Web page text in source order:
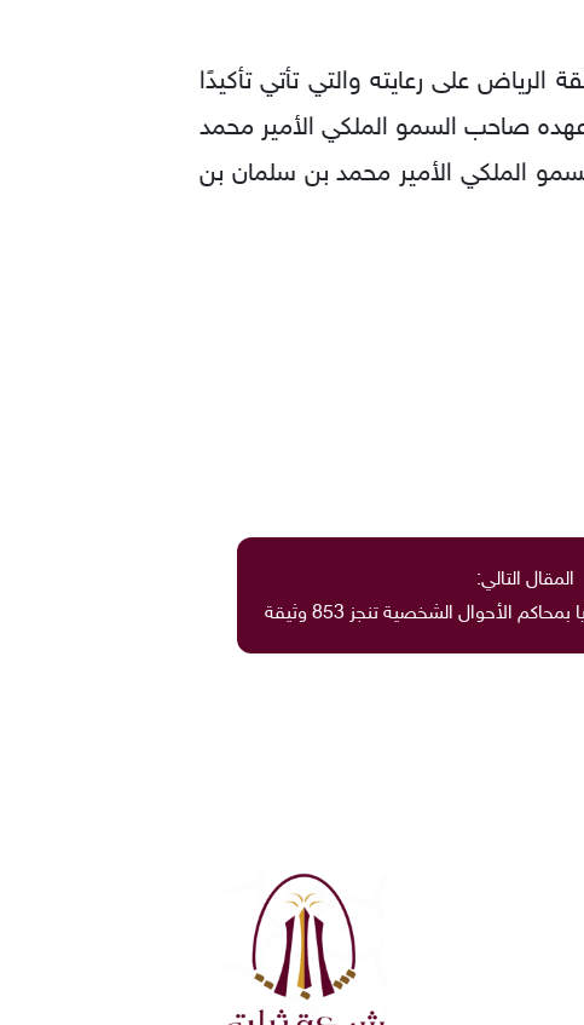
على رعايته والتي تأتي تأكيدًا
عهده صاحب السمو الملكي الأمير محمد
الملكي الأمير محمد بن سلمان بن
المقال التالي:
الأحوال الشخصية تنجز 853 وثيقة